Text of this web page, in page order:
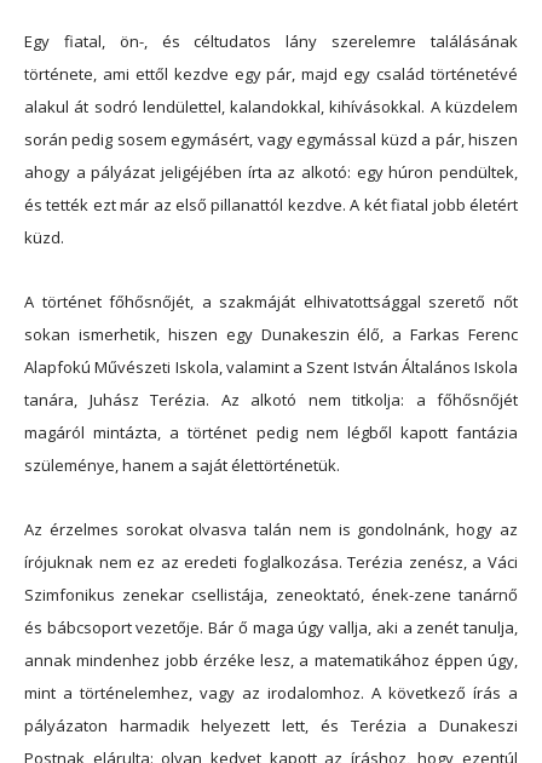
Egy fiatal, ön-, és céltudatos lány szerelemre találásának
története, ami ettől kezdve egy pár, majd egy család történetévé
alakul át sodró lendülettel, kalandokkal, kihívásokkal. A küzdelem
során pedig sosem egymásért, vagy egymással küzd a pár, hiszen
ahogy a pályázat jeligéjében írta az alkotó: egy húron pendültek,
és tették ezt már az első pillanattól kezdve. A két fiatal jobb életért
küzd.
A történet főhősnőjét, a szakmáját elhivatottsággal szerető nőt
sokan ismerhetik, hiszen egy Dunakeszin élő, a Farkas Ferenc
Alapfokú Művészeti Iskola, valamint a Szent István Általános Iskola
tanára, Juhász Terézia. Az alkotó nem titkolja: a főhősnőjét
magáról mintázta, a történet pedig nem légből kapott fantázia
szüleménye, hanem a saját élettörténetük.
Az érzelmes sorokat olvasva talán nem is gondolnánk, hogy az
írójuknak nem ez az eredeti foglalkozása. Terézia zenész, a Váci
Szimfonikus zenekar csellistája, zeneoktató, ének-zene tanárnő
és bábcsoport vezetője. Bár ő maga úgy vallja, aki a zenét tanulja,
annak mindenhez jobb érzéke lesz, a matematikához éppen úgy,
mint a történelemhez, vagy az irodalomhoz. A következő írás a
pályázaton harmadik helyezett lett, és Terézia a Dunakeszi
Postnak elárulta: olyan kedvet kapott az íráshoz, hogy ezentúl